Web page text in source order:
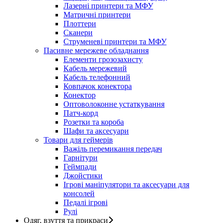
Лазерні принтери та МФУ
Матричні принтери
Плоттери
Сканери
Струменеві принтери та МФУ
Пасивне мережеве обладнання
Елементи грозозахисту
Кабель мережевий
Кабель телефонний
Ковпачок конектора
Конектор
Оптоволоконне устаткування
Патч-корд
Розетки та короба
Шафи та аксесуари
Товари для геймерів
Важіль перемикання передач
Гарнітури
Геймпади
Джойстики
Ігрові маніпулятори та аксесуари для
консолей
Педалі ігрові
Рулі
Одяг, взуття та прикраси